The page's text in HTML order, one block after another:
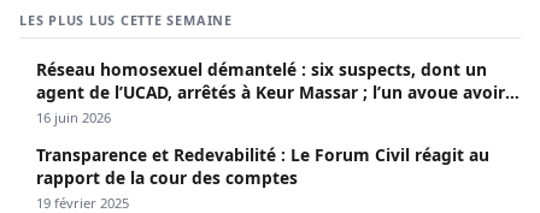
LES PLUS LUS CETTE SEMAINE
Réseau homosexuel démantelé : six suspects, dont un
agent de l’UCAD, arrêtés à Keur Massar ; l’un avoue avoir
propagé le VIH depuis 2018
16 juin 2026
Transparence et Redevabilité : Le Forum Civil réagit au
rapport de la cour des comptes
19 février 2025